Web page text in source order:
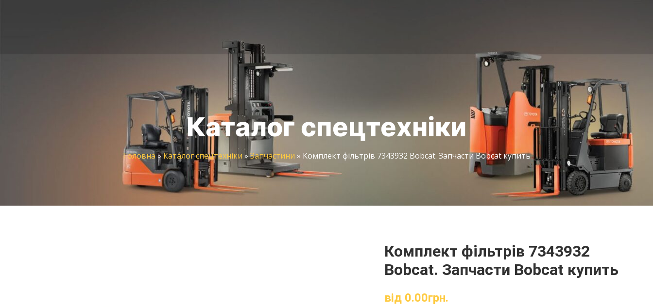
Каталог спецтехніки
Головна »Каталог спецтехніки » Запчастини » Комплект фільтрів 7343932 Bobcat. Запчасти Bobcat купить
Комплект фільтрів 7343932
Bobcat. Запчасти Bobcat купить
від 0.00грн.